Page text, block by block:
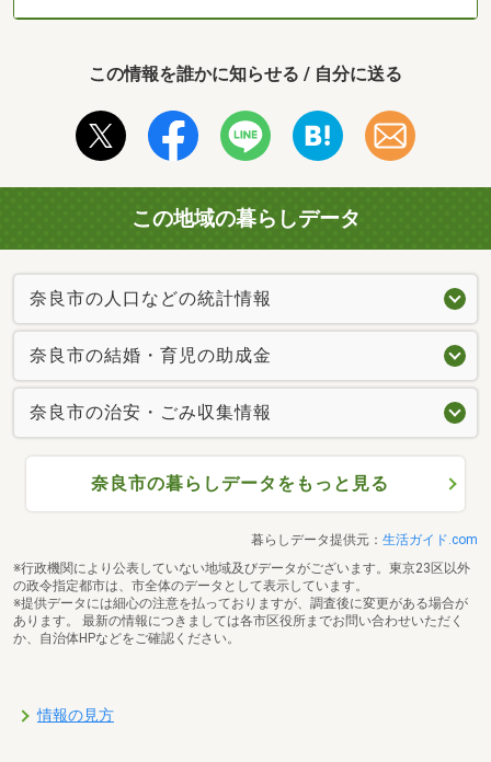
この情報を誰かに知らせる / 自分に送る
この地域の暮らしデータ
奈良市の人口などの統計情報
奈良市の結婚・育児の助成金
奈良市の治安・ごみ収集情報
奈良市の暮らしデータをもっと見る
暮らしデータ提供元： 生活ガイド.com
※行政機関により公表していない地域及びデータがございます。東京23区以外
の政令指定都市は、市全体のデータとして表示しています。
※提供データには細心の注意を払っておりますが、調査後に変更がある場合が
あります。 最新の情報につきましては各市区役所までお問い合わせいただく
か、自治体HPなどをご確認ください。
情報の見方